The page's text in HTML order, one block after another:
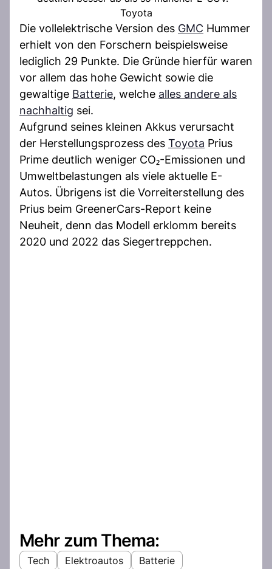
Toyota
Die vollelektrische Version des GMC Hummer
erhielt von den Forschern beispielsweise
lediglich 29 Punkte. Die Gründe hierfür waren
vor allem das hohe Gewicht sowie die
gewaltige Batterie, welche alles andere als
nachhaltig sei.
Aufgrund seines kleinen Akkus verursacht
der Herstellungsprozess des Toyota Prius
Prime deutlich weniger CO₂-Emissionen und
Umweltbelastungen als viele aktuelle E-
Autos. Übrigens ist die Vorreiterstellung des
Prius beim GreenerCars-Report keine
Neuheit, denn das Modell erklomm bereits
2020 und 2022 das Siegertreppchen.
Mehr zum Thema:
Tech Elektroautos Batterie